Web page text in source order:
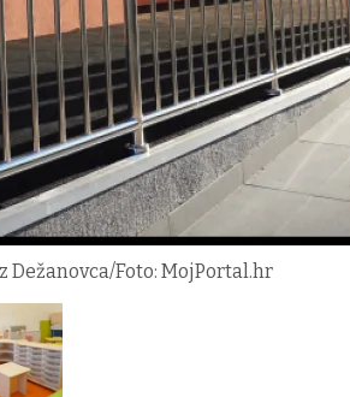
Foto: MojPortal.hr